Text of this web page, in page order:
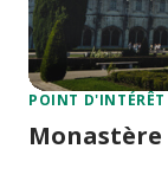
POINT D'INTÉRÊT